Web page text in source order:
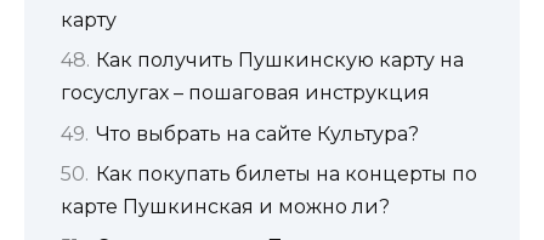
карту
Как получить Пушкинскую карту на
госуслугах – пошаговая инструкция
Что выбрать на сайте Культура?
Как покупать билеты на концерты по
карте Пушкинская и можно ли?